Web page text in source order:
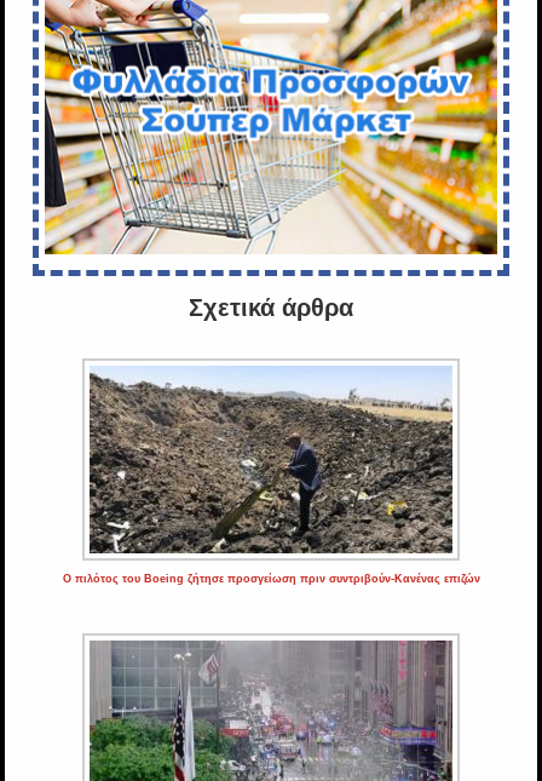
Σχετικά άρθρα
Ο πιλότος του Boeing ζήτησε προσγείωση πριν συντριβούν-Κανένας επιζών